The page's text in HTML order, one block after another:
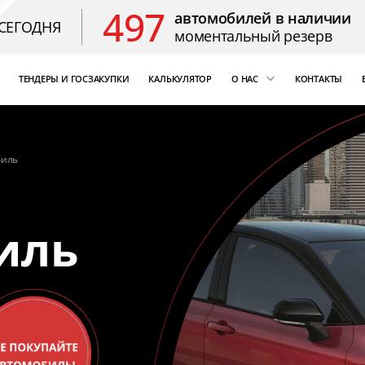
497 автомобилей в наличии
моментальный резерв
ТЕНДЕРЫ И ГОСЗАКУПКИ КАЛЬКУЛЯТОР О НАС
«Бизнес Кар
компаний России
Благодарственные
КОНТАКТЫ